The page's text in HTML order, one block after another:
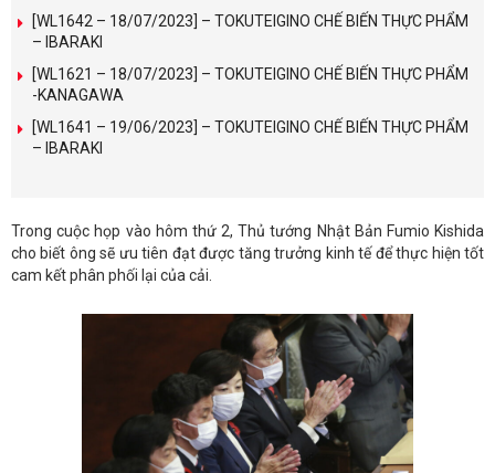
[WL1642 – 18/07/2023] – TOKUTEIGINO CHẾ BIẾN THỰC PHẨM
– IBARAKI
[WL1621 – 18/07/2023] – TOKUTEIGINO CHẾ BIẾN THỰC PHẨM
-KANAGAWA
[WL1641 – 19/06/2023] – TOKUTEIGINO CHẾ BIẾN THỰC PHẨM
– IBARAKI
Trong cuộc họp vào hôm thứ 2, Thủ tướng Nhật Bản Fumio Kishida
cho biết ông sẽ ưu tiên đạt được tăng trưởng kinh tế để thực hiện tốt
cam kết phân phối lại của cải.